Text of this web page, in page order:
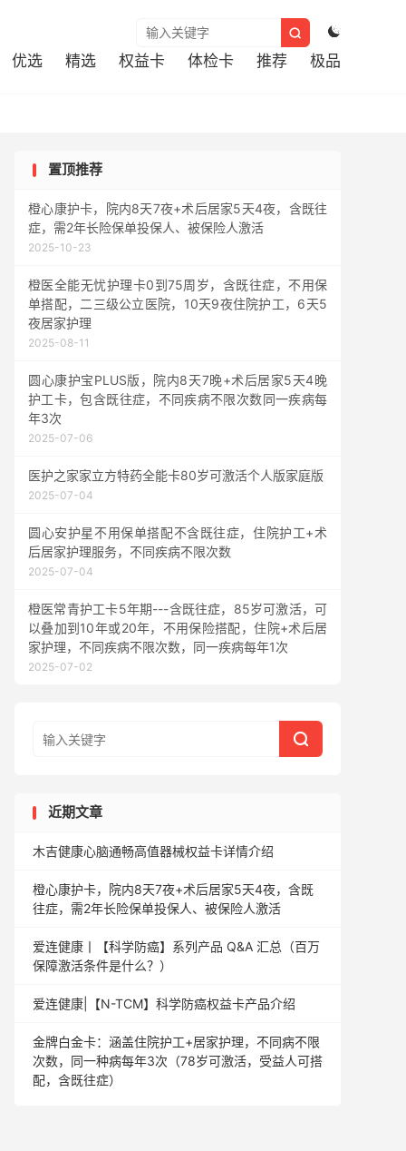


优选 精选 权益卡 体检卡 推荐 极品
置顶推荐
橙心康护卡，院内8天7夜+术后居家5天4夜，含既往
症，需2年长险保单投保人、被保险人激活
2025-10-23
橙医全能无忧护理卡0到75周岁，含既往症，不用保
单搭配，二三级公立医院，10天9夜住院护工，6天5
夜居家护理
2025-08-11
圆心康护宝PLUS版，院内8天7晚+术后居家5天4晚
护工卡，包含既往症，不同疾病不限次数同一疾病每
年3次
2025-07-06
医护之家家立方特药全能卡80岁可激活个人版家庭版
2025-07-04
圆心安护星不用保单搭配不含既往症，住院护工+术
后居家护理服务，不同疾病不限次数
2025-07-04
橙医常青护工卡5年期---含既往症，85岁可激活，可
以叠加到10年或20年，不用保险搭配，住院+术后居
家护理，不同疾病不限次数，同一疾病每年1次
2025-07-02

近期文章
木吉健康心脑通畅高值器械权益卡详情介绍
橙心康护卡，院内8天7夜+术后居家5天4夜，含既
往症，需2年长险保单投保人、被保险人激活
爱连健康丨【科学防癌】系列产品 Q&A 汇总（百万
保障激活条件是什么？）
爱连健康|【N-TCM】科学防癌权益卡产品介绍
金牌白金卡：涵盖住院护工+居家护理，不同病不限
次数，同一种病每年3次（78岁可激活，受益人可搭
配，含既往症）